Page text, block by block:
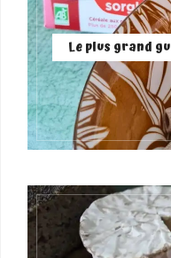
Le plus grand